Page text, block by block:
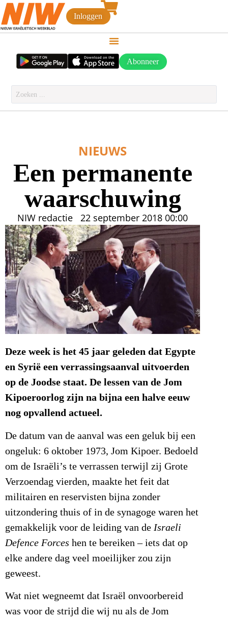
Inloggen
Abonneer
NIEUWS
Een permanente
waarschuwing
NIW redactie 22 september 2018 00:00
Deze week is het 45 jaar geleden dat Egypte
en Syrië een verrassingsaanval uitvoerden
op de Joodse staat. De lessen van de Jom
Kipoeroorlog zijn na bijna een halve eeuw
nog opvallend actueel.
De datum van de aanval was een geluk bij een
ongeluk: 6 oktober 1973, Jom Kipoer. Bedoeld
om de Israëli’s te verrassen terwijl zij Grote
Verzoendag vierden, maakte het feit dat
militairen en reservisten bijna zonder
uitzondering thuis of in de synagoge waren het
gemakkelijk voor de leiding van de Israeli
Defence Forces hen te bereiken – iets dat op
elke andere dag veel moeilijker zou zijn
geweest.
Wat niet wegneemt dat Israël onvoorbereid
was voor de strijd die wij nu als de Jom